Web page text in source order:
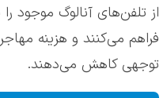
از تلفن‌های آنالوگ موجود
توجهی کاهش می‌دهند.